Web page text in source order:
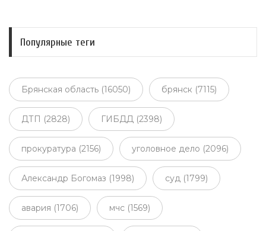
Популярные теги
Брянская область (16050) брянск (7115)
ДТП (2828) ГИБДД (2398)
прокуратура (2156) уголовное дело (2096)
Александр Богомаз (1998) суд (1799)
авария (1706) мчс (1569)